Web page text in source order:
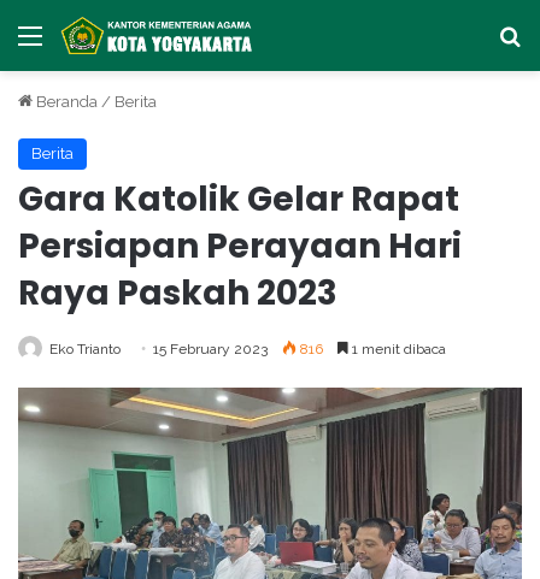
Menu
Beranda / Berita
Berita
Gara Katolik Gelar Rapat
Persiapan Perayaan Hari
Raya Paskah 2023
Eko Trianto 15 February 2023 816 1 menit dibaca